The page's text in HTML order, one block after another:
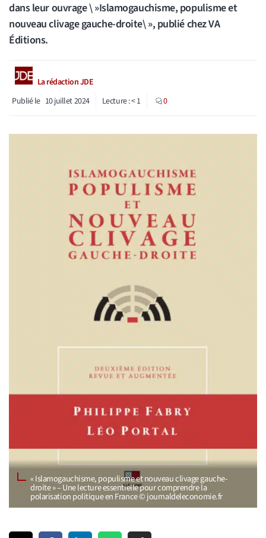
dans leur ouvrage \ »Islamogauchisme, populisme et
nouveau clivage gauche-droite\ », publié chez VA
Éditions.
La rédaction JDE
Publié le 10 juillet 2024 Lecture :< 1 0
« Islamogauchisme, populisme et nouveau clivage gauche-
droite » – Une lecture essentielle pour comprendre la
polarisation politique en France © journaldeleconomie.fr